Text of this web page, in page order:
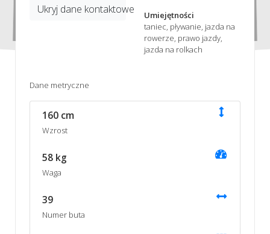
Ukryj dane kontaktowe
Umiejętności
taniec, pływanie, jazda na
rowerze, prawo jazdy,
jazda na rolkach
Dane metryczne
160 cm
Wzrost
58 kg
Waga
39
Numer buta